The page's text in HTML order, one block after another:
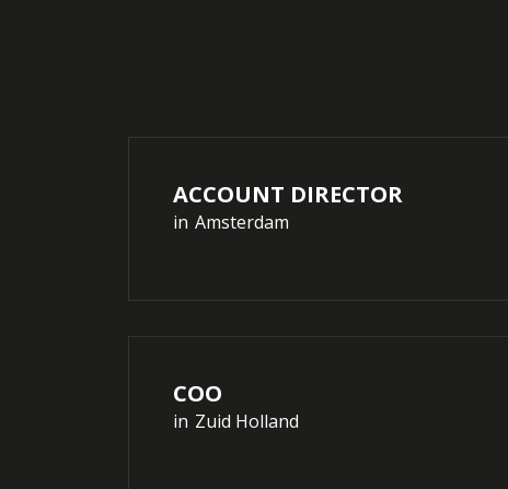
ACCOUNT DIRECTOR
in Amsterdam
COO
in Zuid Holland